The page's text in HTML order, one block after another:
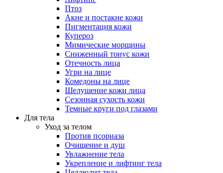
Птоз
Акне и постакне кожи
Пигментация кожи
Купероз
Мимические морщины
Сниженный тонус кожи
Отечность лица
Угри на лице
Комедоны на лице
Шелушение кожи лица
Сезонная сухость кожи
Темные круги под глазами
Для тела
Уход за телом
Против псориаза
Очищение и душ
Увлажнение тела
Укрепление и лифтинг тела